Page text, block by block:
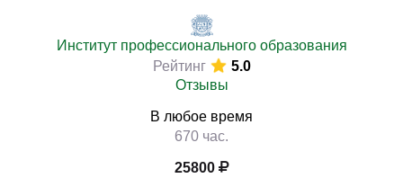
Институт профессионального образования
Рейтинг
5.0
Отзывы
В любое время
670 час.
25800